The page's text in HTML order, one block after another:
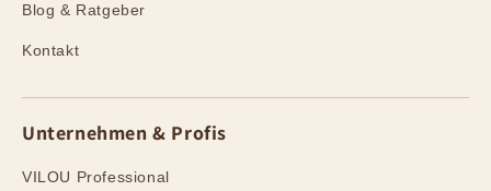
Blog & Ratgeber
Kontakt
Unternehmen & Profis
VILOU Professional